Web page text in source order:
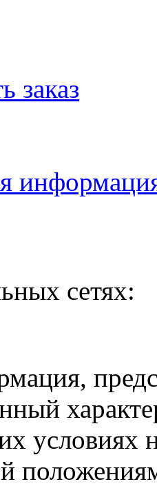
заказ
сетях:
условиях